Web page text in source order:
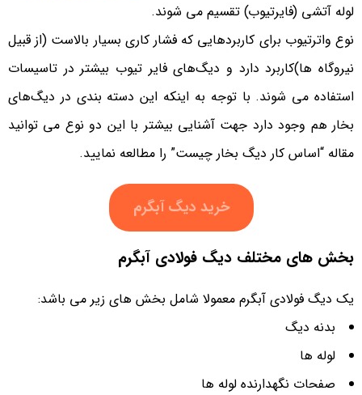
لوله آتشی (فایرتیوب) تقسیم می شوند.
نوع واترتیوب برای کاربردهایی که فشار کاری بسیار بالاست (از قبیل
نیروگاه ها)کاربرد دارد و دیگ‌های فایر تیوب بیشتر در تاسیسات
استفاده می شوند. با توجه به اینکه این دسته بندی در دیگ‌های
بخار هم وجود دارد جهت آشنایی بیشتر با این دو نوع می توانید
مقاله “اساس کار دیگ بخار چیست” را مطالعه نمایید.
خرید دیگ آبگرم
بخش های مختلف دیگ‌ فولادی آبگرم
یک دیگ‌ فولادی آبگرم معمولا شامل بخش های زیر می باشد:
بدنه دیگ
لوله ها
صفحات نگهدارنده لوله ها